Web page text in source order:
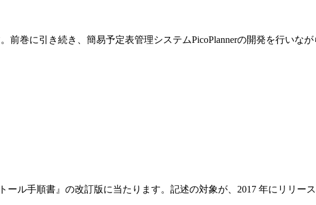
前巻に引き続き、簡易予定表管理システムPicoPlannerの開発を行いな
ール手順書』の改訂版に当たります。記述の対象が、2017 年にリリース